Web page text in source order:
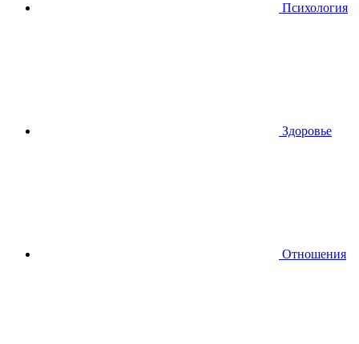
Психология
Здоровье
Отношения